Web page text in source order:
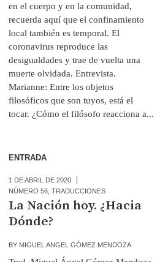
en el cuerpo y en la comunidad,
recuerda aquí que el confinamiento
local también es temporal. El
coronavirus reproduce las
desigualdades y trae de vuelta una
muerte olvidada. Entrevista.
Marianne: Entre los objetos
filosóficos que son tuyos, está el
tocar. ¿Cómo el filósofo reacciona a...
ENTRADA
1 DE ABRIL DE 2020
NÚMERO 56 ,TRADUCCIONES
La Nación hoy. ¿Hacia
Dónde?
BY MIGUEL ANGEL GÓMEZ MENDOZA